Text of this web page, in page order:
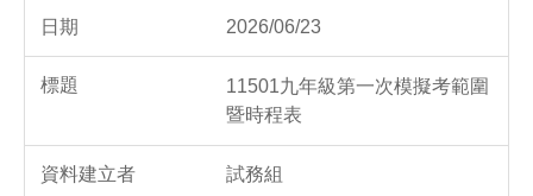
2026/06/23
11501九年級第一次模擬考範圍
暨時程表
試務組